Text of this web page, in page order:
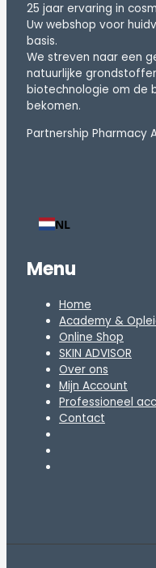
25 jaar ervaring in
Uw webshop voor
basis.
We streven naar een
natuurlijke
biotechnologie om de
bekomen.
Partnership Pharmacy
NL
Menu
Home
Academy &
Online Shop
SKIN ADVISOR
Over ons
Mijn Account
Professioneel
Contact